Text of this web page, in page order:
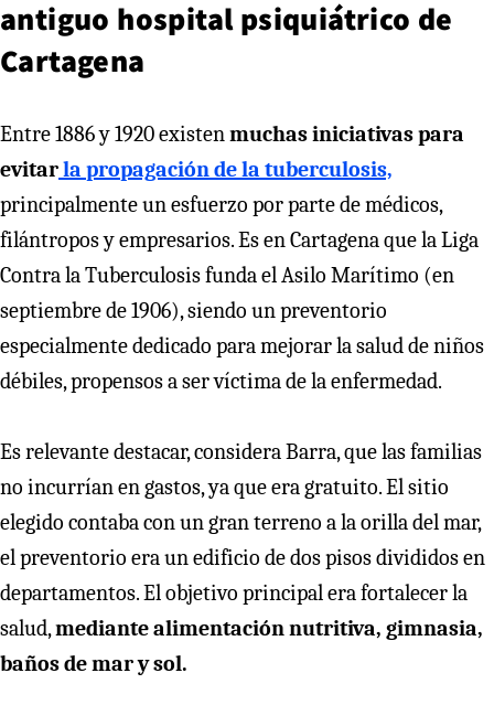
antiguo hospital psiquiátrico de
Cartagena
Entre 1886 y 1920 existen muchas iniciativas para
evitarla propagación de la tuberculosis,
principalmente un esfuerzo por parte de médicos,
filántropos y empresarios. Es en Cartagena que la Liga
Contra la Tuberculosis funda el Asilo Marítimo (en
septiembre de 1906), siendo un preventorio
especialmente dedicado para mejorar la salud de niños
débiles, propensos a ser víctima de la enfermedad.
Es relevante destacar, considera Barra, que las familias
no incurrían en gastos, ya que era gratuito. El sitio
elegido contaba con un gran terreno a la orilla del mar,
el preventorio era un edificio de dos pisos divididos en
departamentos. El objetivo principal era fortalecer la
salud,mediante alimentación nutritiva, gimnasia,
baños de mar y sol.